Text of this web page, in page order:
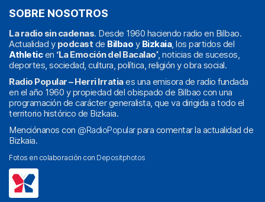
SOBRE NOSOTROS
La radio sin cadenas. Desde 1960 haciendo radio en Bilbao.
Actualidad y podcast de Bilbao y Bizkaia, los partidos del
Athleticen ‘La Emoción del Bacalao’, noticias de sucesos,
deportes, sociedad, cultura, política, religión y obra social.
Radio Popular – Herri Irratiaes una emisora de radio fundada
en el año 1960 y propiedad del obispado de Bilbao con una
programación de carácter generalista, que va dirigida a todo el
territorio histórico de Bizkaia.
Menciónanos con @RadioPopularpara comentar la actualidad de
Bizkaia.
Fotos en colaboración con Depositphotos